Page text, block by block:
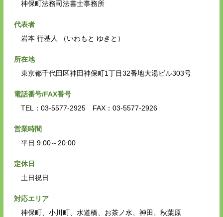
神保町法務司法書士事務所
代表者
岩本 行基人 （いわもと ゆきと）
所在地
東京都千代田区神田神保町1丁目32番地大湯ビル303号
電話番号/FAX番号
TEL：03-5577-2925 FAX：03-5577-2926
営業時間
平日 9:00～20:00
定休日
土日祝日
対応エリア
神保町、小川町、水道橋、お茶ノ水、神田、秋葉原